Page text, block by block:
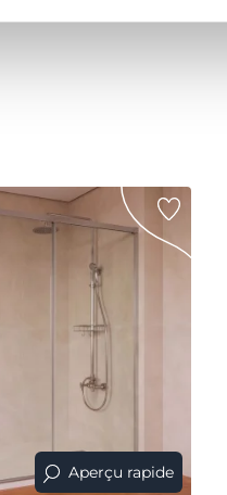
Aperçu rapide